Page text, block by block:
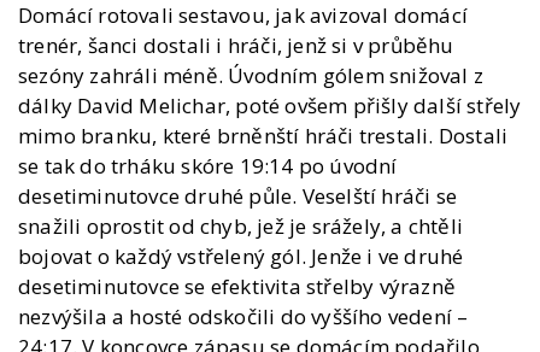
Domácí rotovali sestavou, jak avizoval domácí
trenér, šanci dostali i hráči, jenž si v průběhu
sezóny zahráli méně. Úvodním gólem snižoval z
dálky David Melichar, poté ovšem přišly další střely
mimo branku, které brněnští hráči trestali. Dostali
se tak do trháku skóre 19:14 po úvodní
desetiminutovce druhé půle. Veselští hráči se
snažili oprostit od chyb, jež je srážely, a chtěli
bojovat o každý vstřelený gól. Jenže i ve druhé
desetiminutovce se efektivita střelby výrazně
nezvýšila a hosté odskočili do vyššího vedení –